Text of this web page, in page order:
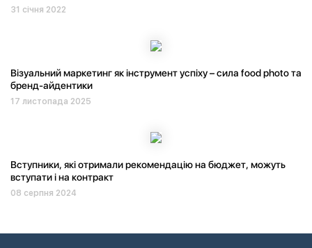
31 січня 2022
Візуальний маркетинг як інструмент успіху – сила food photo та
бренд-айдентики
17 листопада 2025
Вступники, які отримали рекомендацію на бюджет, можуть
вступати і на контракт
08 серпня 2024